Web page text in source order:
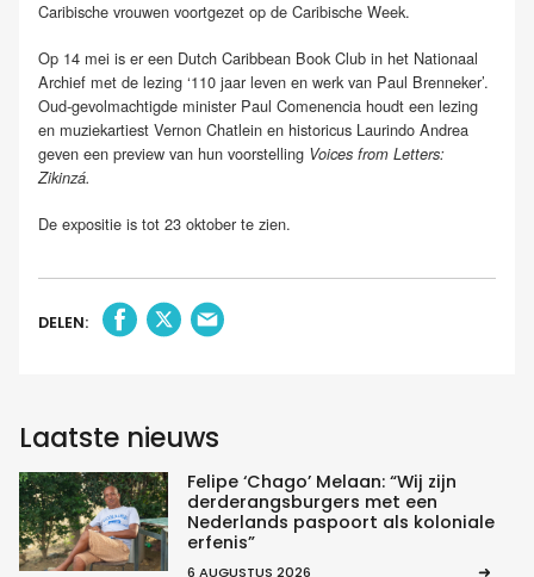
Caribische vrouwen voortgezet op de Caribische Week.
Op 14 mei is er een Dutch Caribbean Book Club in het Nationaal
Archief met de lezing ‘110 jaar leven en werk van Paul Brenneker’.
Oud-gevolmachtigde minister Paul Comenencia houdt een lezing
en muziekartiest Vernon Chatlein en historicus Laurindo Andrea
geven een preview van hun voorstelling Voices from Letters:
Zikinzá.
De expositie is tot 23 oktober te zien.
DELEN:
Laatste nieuws
Felipe ‘Chago’ Melaan: “Wij zijn
derderangsburgers met een
Nederlands paspoort als koloniale
erfenis”
6 AUGUSTUS 2026